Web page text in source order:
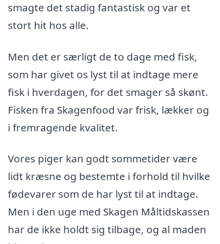
smagte det stadig fantastisk og var et
stort hit hos alle.
Men det er særligt de to dage med fisk,
som har givet os lyst til at indtage mere
fisk i hverdagen, for det smager så skønt.
Fisken fra Skagenfood var frisk, lækker og
i fremragende kvalitet.
Vores piger kan godt sommetider være
lidt kræsne og bestemte i forhold til hvilke
fødevarer som de har lyst til at indtage.
Men i den uge med Skagen Måltidskassen
har de ikke holdt sig tilbage, og al maden